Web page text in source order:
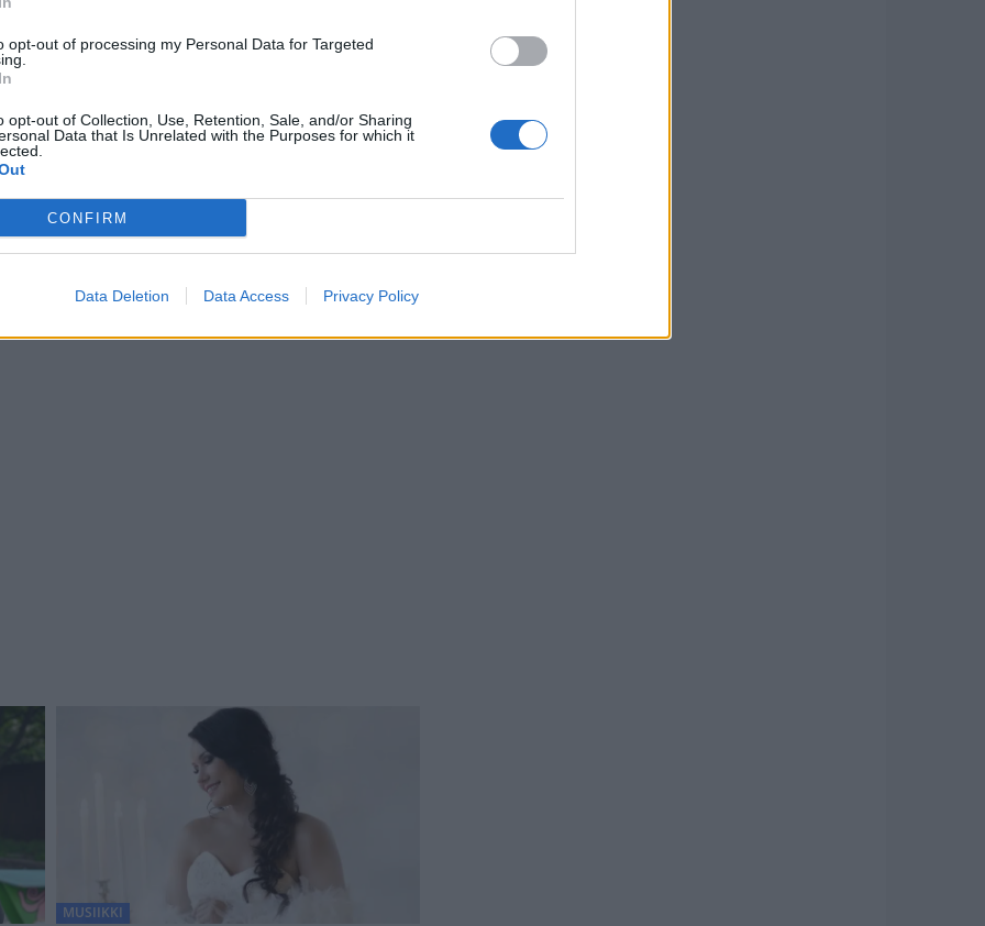
opt-out of processing my Personal Data for Targeted
opt-out of Collection, Use, Retention, Sale, and/or Sharing
Data that Is Unrelated with the Purposes for which it
CONFIRM
Data Deletion Data Access Privacy Policy
MUSIIKKI